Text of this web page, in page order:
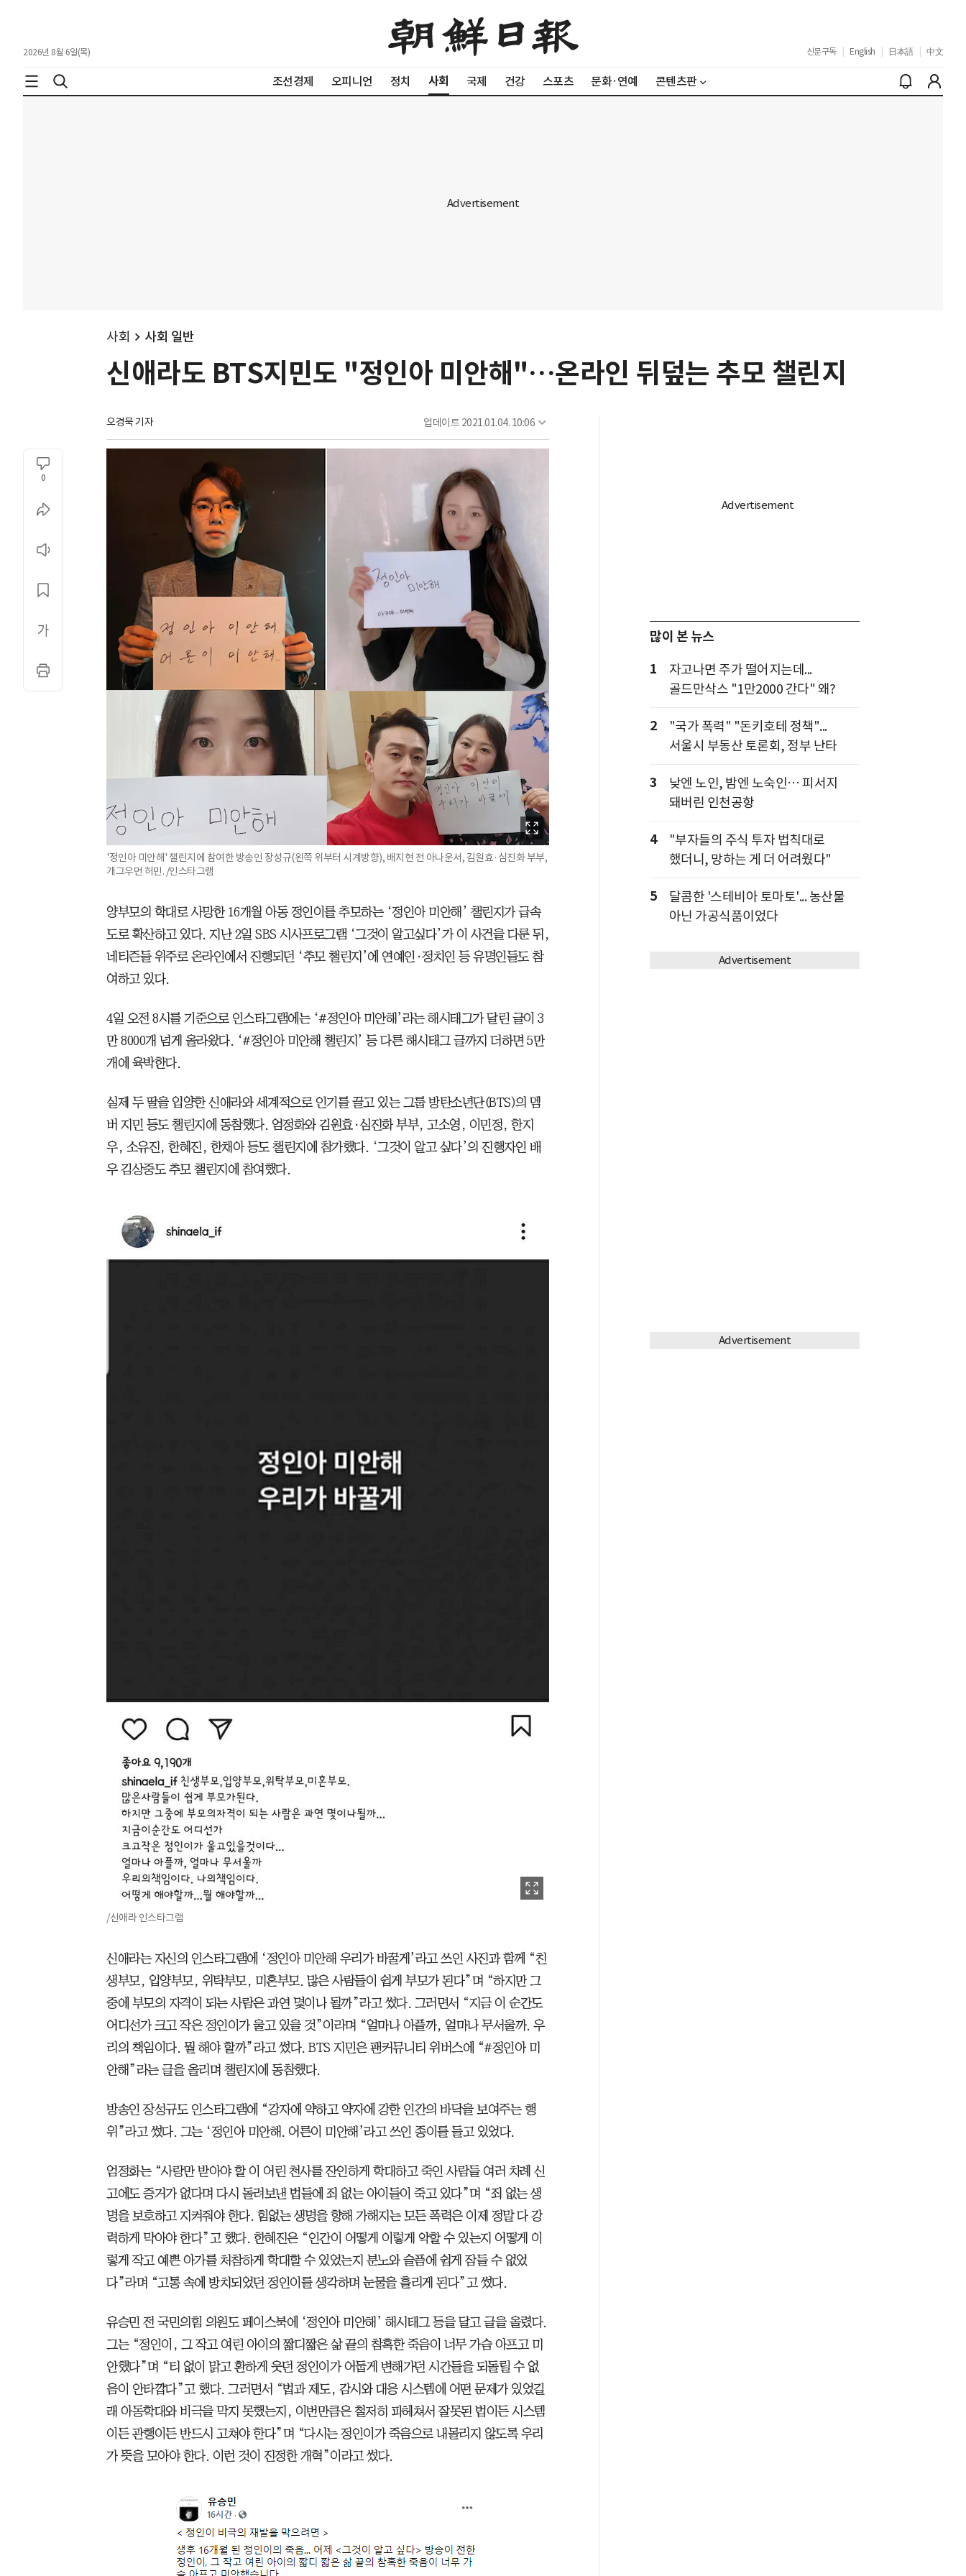
2026년 8월 6일(목) 신문구독 English 日本語 中文
조선경제 오피니언 정치 사회 국제 건강 스포츠 문화·연예 콘텐츠판
사회 사회 일반
신애라도 BTS지민도 "정인아 미안해"…온라인 뒤덮는 추모 챌린지
오경묵 기자 업데이트 2021.01.04. 10:06
0
'정인아 미안해' 챌린지에 참여한 방송인 장성규(왼쪽 위부터 시계방향), 배지현 전 아나운서, 김원효·심진화 부부,
개그우먼 허민. /인스타그램
양부모의 학대로 사망한 16개월 아동 정인이를 추모하는 ‘정인아 미안해’ 챌린지가 급속
도로 확산하고 있다. 지난 2일 SBS 시사프로그램 ‘그것이 알고싶다’가 이 사건을 다룬 뒤,
네티즌들 위주로 온라인에서 진행되던 ‘추모 챌린지’에 연예인·정치인 등 유명인들도 참
여하고 있다.
4일 오전 8시를 기준으로 인스타그램에는 ‘#정인아 미안해’라는 해시태그가 달린 글이 3
만 8000개 넘게 올라왔다. ‘#정인아 미안해 챌린지’ 등 다른 해시태그 글까지 더하면 5만
개에 육박한다.
실제 두 딸을 입양한 신애라와 세계적으로 인기를 끌고 있는 그룹 방탄소년단(BTS)의 멤
버 지민 등도 챌린지에 동참했다. 엄정화와 김원효·심진화 부부, 고소영, 이민정, 한지
우, 소유진, 한혜진, 한채아 등도 챌린지에 참가했다. ‘그것이 알고 싶다’의 진행자인 배
우 김상중도 추모 챌린지에 참여했다.
/신애라 인스타그램
신애라는 자신의 인스타그램에 ‘정인아 미안해 우리가 바꿀게’라고 쓰인 사진과 함께 “친
생부모, 입양부모, 위탁부모, 미혼부모. 많은 사람들이 쉽게 부모가 된다”며 “하지만 그
중에 부모의 자격이 되는 사람은 과연 몇이나 될까”라고 썼다. 그러면서 “지금 이 순간도
어디선가 크고 작은 정인이가 울고 있을 것”이라며 “얼마나 아플까, 얼마나 무서울까. 우
리의 책임이다. 뭘 해야 할까”라고 썼다. BTS 지민은 팬커뮤니티 위버스에 “#정인아 미
안해”라는 글을 올리며 챌린지에 동참했다.
방송인 장성규도 인스타그램에 “강자에 약하고 약자에 강한 인간의 바닥을 보여주는 행
위”라고 썼다. 그는 ‘정인아 미안해. 어른이 미안해’라고 쓰인 종이를 들고 있었다.
엄정화는 “사랑만 받아야 할 이 어린 천사를 잔인하게 학대하고 죽인 사람들 여러 차례 신
고에도 증거가 없다며 다시 돌려보낸 법들에 죄 없는 아이들이 죽고 있다”며 “죄 없는 생
명을 보호하고 지켜줘야 한다. 힘없는 생명을 향해 가해지는 모든 폭력은 이제 정말 다 강
력하게 막아야 한다”고 했다. 한혜진은 “인간이 어떻게 이렇게 악할 수 있는지 어떻게 이
렇게 작고 예쁜 아가를 처참하게 학대할 수 있었는지 분노와 슬픔에 쉽게 잠들 수 없었
다”라며 “고통 속에 방치되었던 정인이를 생각하며 눈물을 흘리게 된다”고 썼다.
유승민 전 국민의힘 의원도 페이스북에 ‘정인아 미안해’ 해시태그 등을 달고 글을 올렸다.
그는 “정인이, 그 작고 여린 아이의 짧디짧은 삶 끝의 참혹한 죽음이 너무 가슴 아프고 미
안했다”며 “티 없이 맑고 환하게 웃던 정인이가 어둡게 변해가던 시간들을 되돌릴 수 없
음이 안타깝다”고 했다. 그러면서 “법과 제도, 감시와 대응 시스템에 어떤 문제가 있었길
래 아동학대와 비극을 막지 못했는지, 이번만큼은 철저히 파헤쳐서 잘못된 법이든 시스템
이든 관행이든 반드시 고쳐야 한다”며 “다시는 정인이가 죽음으로 내몰리지 않도록 우리
가 뜻을 모아야 한다. 이런 것이 진정한 개혁”이라고 썼다.
많이 본 뉴스
1
자고나면 주가 떨어지는데...
골드만삭스 "1만2000 간다" 왜?
2
"국가 폭력" "돈키호테 정책"...
서울시 부동산 토론회, 정부 난타
3
낮엔 노인, 밤엔 노숙인… 피서지
돼버린 인천공항
4
"부자들의 주식 투자 법칙대로
했더니, 망하는 게 더 어려웠다"
5
달콤한 '스테비아 토마토'... 농산물
아닌 가공식품이었다